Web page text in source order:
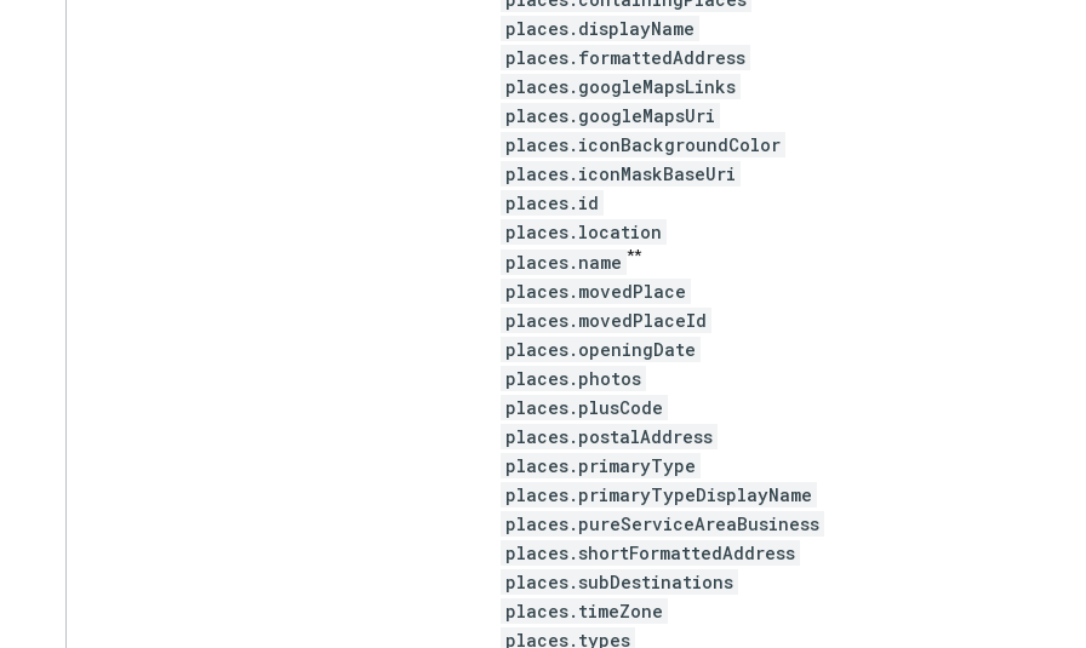
places.displayName
places.formattedAddress
places.googleMapsLinks
places.googleMapsUri
places.iconBackgroundColor
places.iconMaskBaseUri
places.id
places.location
places.name **
places.movedPlace
places.movedPlaceId
places.openingDate
places.photos
places.plusCode
places.postalAddress
places.primaryType
places.primaryTypeDisplayName
places.pureServiceAreaBusiness
places.shortFormattedAddress
places.subDestinations
places.timeZone
places.types